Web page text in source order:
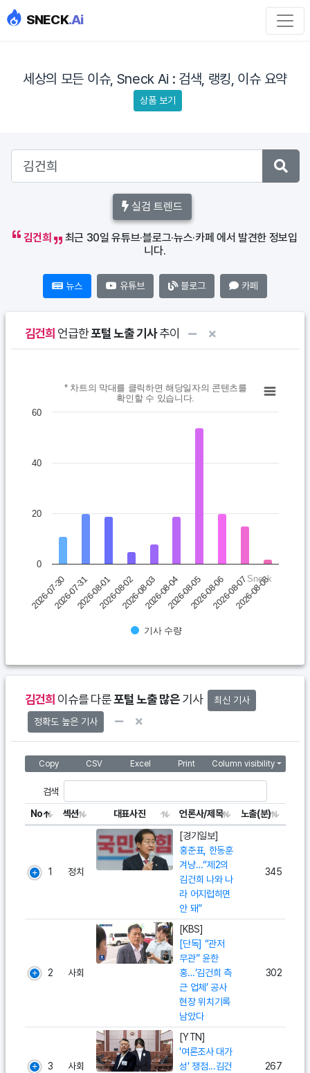
SNECK.Ai
세상의 모든 이슈, Sneck Ai : 검색, 랭킹, 이슈 요약
상품 보기
실검 트렌드
김건희
최근 30일 유튜브·블로그·뉴스·카페 에서 발견한 정보입
니다.
뉴스 유튜브 블로그 카페
김건희 언급한포털 노출 기사추이
Chart
Bar chart with 10 bars.
* 차트의 막대를 클릭하면 해당일자의 콘텐츠를 확인할 수 있습니다.
The chart has 1 X axis displaying categories.
* 차트의 막대를 클릭하면 해당일자의 콘텐츠를
확인할 수 있습니다.
기사 수량
2026-07-302026-07-312026-08-012026-08-022026-08-032026-08-042026-08-052026-08-062026-08-072026-08-08
0
20
40
60
Sneck
김건희 이슈를 다룬포털 노출 많은기사
최신 기사
정확도 높은 기사
Copy CSV Excel Print Column visibility
검색
No 섹션 대표사진 언론사/제목 노출(분)
1 정치
[경기일보]
홍준표, 한동훈
겨냥…“제2의
김건희 나와 나
라 어지럽히면
안 돼”
345
2 사회
[KBS]
[단독] “관저
무관” 윤한
홍…‘김건희 측
근 업체’ 공사
현장 위치기록
남았다
302
3 사회
[YTN]
'여론조사 대가
성' 쟁점...김건
267